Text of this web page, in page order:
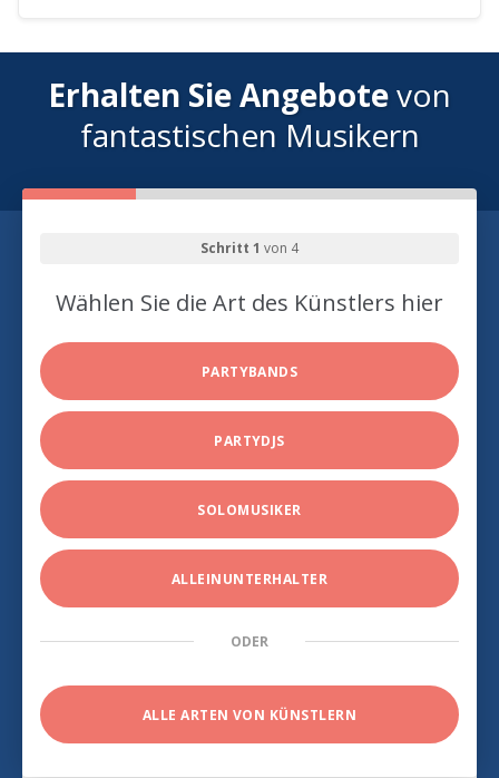
Erhalten Sie Angebotevon
fantastischen Musikern
Schritt 1 von 4
Wählen Sie die Art des Künstlers hier
PARTYBANDS
PARTYDJS
SOLOMUSIKER
ALLEINUNTERHALTER
ODER
ALLE ARTEN VON KÜNSTLERN